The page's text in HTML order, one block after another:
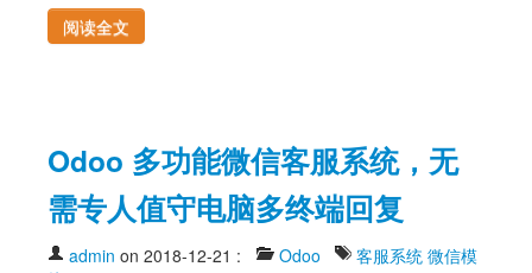
阅读全文
Odoo 多功能微信客服系统，无
需专人值守电脑多终端回复
admin on 2018-12-21 : Odoo 客服系统 微信模